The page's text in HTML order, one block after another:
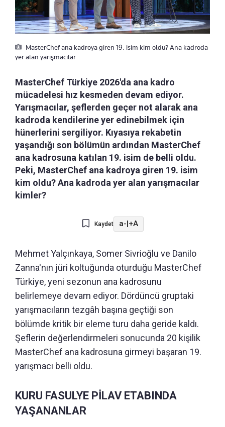
MasterChef ana kadroya giren 19. isim kim oldu? Ana kadroda
yer alan yarışmacılar
MasterChef Türkiye 2026'da ana kadro
mücadelesi hız kesmeden devam ediyor.
Yarışmacılar, şeflerden geçer not alarak ana
kadroda kendilerine yer edinebilmek için
hünerlerini sergiliyor. Kıyasıya rekabetin
yaşandığı son bölümün ardından MasterChef
ana kadrosuna katılan 19. isim de belli oldu.
Peki, MasterChef ana kadroya giren 19. isim
kim oldu? Ana kadroda yer alan yarışmacılar
kimler?
Kaydet a-|+A
Mehmet Yalçınkaya, Somer Sivrioğlu ve Danilo
Zanna'nın jüri koltuğunda oturduğu MasterChef
Türkiye, yeni sezonun ana kadrosunu
belirlemeye devam ediyor. Dördüncü gruptaki
yarışmacıların tezgâh başına geçtiği son
bölümde kritik bir eleme turu daha geride kaldı.
Şeflerin değerlendirmeleri sonucunda 20 kişilik
MasterChef ana kadrosuna girmeyi başaran 19.
yarışmacı belli oldu.
KURU FASULYE PİLAV ETABINDA
YAŞANANLAR